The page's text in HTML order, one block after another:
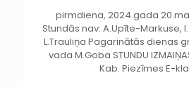
pirmdiena, 2024.gada
Stundās nav: A.Upīte-Markuse,
L.Trauliņa Pagarinātās dienas
vada M.Goba STUNDU
Kab. Piezīmes E-